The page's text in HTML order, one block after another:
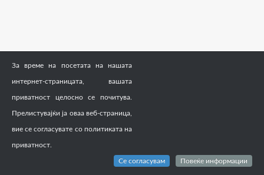
За време на посетата на нашата
интернет-страницата, вашата
приватност целосно се почитува.
Прелистувајќи ја оваа веб-страница,
вие се согласувате со политиката на
приватност.
Се согласувам Повеќе информации